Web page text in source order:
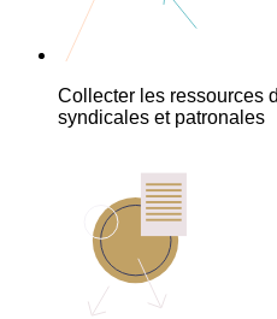
Collecter les ressources
syndicales et patronales